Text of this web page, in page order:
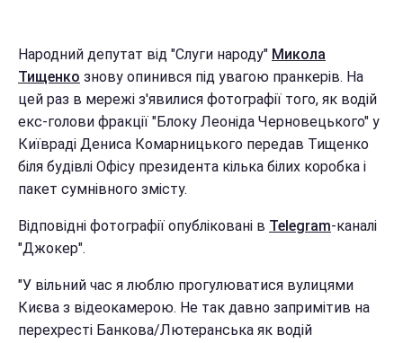
Народний депутат від "Слуги народу" Микола
Тищенко знову опинився під увагою пранкерів. На
цей раз в мережі з'явилися фотографії того, як водій
екс-голови фракції "Блоку Леоніда Черновецького" у
Київраді Дениса Комарницького передав Тищенко
біля будівлі Офісу президента кілька білих коробка і
пакет сумнівного змісту.
Відповідні фотографії опубліковані в Telegram-каналі
"Джокер".
"У вільний час я люблю прогулюватися вулицями
Києва з відеокамерою. Не так давно запримітив на
перехресті Банкова/Лютеранська як водій